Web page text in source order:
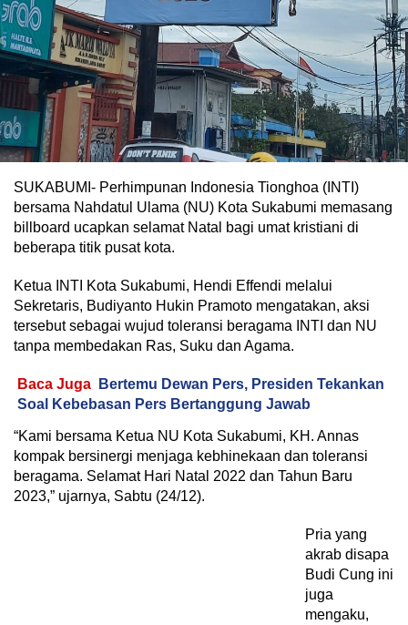
SUKABUMI- Perhimpunan Indonesia Tionghoa (INTI)
bersama Nahdatul Ulama (NU) Kota Sukabumi memasang
billboard ucapkan selamat Natal bagi umat kristiani di
beberapa titik pusat kota.
Ketua INTI Kota Sukabumi, Hendi Effendi melalui
Sekretaris, Budiyanto Hukin Pramoto mengatakan, aksi
tersebut sebagai wujud toleransi beragama INTI dan NU
tanpa membedakan Ras, Suku dan Agama.
Baca Juga
Bertemu Dewan Pers, Presiden Tekankan
Soal Kebebasan Pers Bertanggung Jawab
“Kami bersama Ketua NU Kota Sukabumi, KH. Annas
kompak bersinergi menjaga kebhinekaan dan toleransi
beragama. Selamat Hari Natal 2022 dan Tahun Baru
2023,” ujarnya, Sabtu (24/12).
Pria yang
akrab disapa
Budi Cung ini
juga
mengaku,